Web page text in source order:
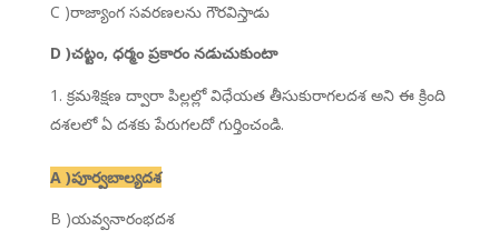
C )రాజ్యాంగ సవరణలను గౌరవిస్తాడు
D )చట్టం, ధర్మం ప్రకారం నడుచుకుంటా
క్రమశిక్షణ ద్వారా పిల్లల్లో విధేయత తీసుకురాగలదశ అని ఈ క్రింది
దశలలో ఏ దశకు పేరుగలదో గుర్తించండి.
A )పూర్వబాల్యదశ
B )యవ్వనారంభదశ